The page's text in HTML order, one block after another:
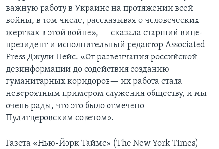
важную работу в Украине на протяжении всей
войны, в том числе, рассказывая о человеческих
жертвах в этой войне», — сказала старший вице-
президент и исполнительный редактор Associated
Press Джули Пейс. «От развенчания российской
дезинформации до содействия созданию
гуманитарных коридоров— их работа стала
невероятным примером служения обществу, и мы
очень рады, что это было отмечено
Пулитцеровским советом».
Газета «Нью-Йорк Таймс» (The New York Times)